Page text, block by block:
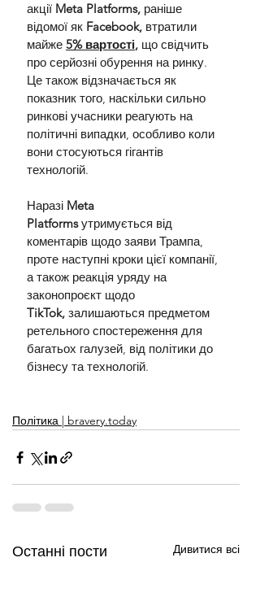
акції Meta Platforms, раніше
відомої як Facebook, втратили
майже 5% вартості, що свідчить
про серйозні обурення на ринку.
Це також відзначається як
показник того, наскільки сильно
ринкові учасники реагують на
політичні випадки, особливо коли
вони стосуються гігантів
технологій.
Наразі Meta
Platforms утримується від
коментарів щодо заяви Трампа,
проте наступні кроки цієї компанії,
а також реакція уряду на
законопроєкт щодо
TikTok, залишаються предметом
ретельного спостереження для
багатьох галузей, від політики до
бізнесу та технологій.
Політика | bravery.today
Останні пости Дивитися всі